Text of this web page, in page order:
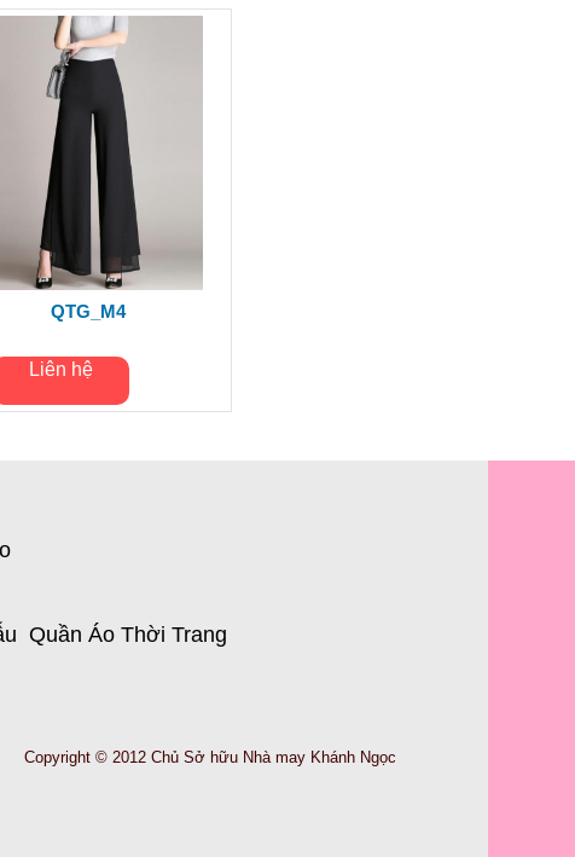
QTG_M4
Liên hệ
Quần Áo Thời Trang
Copyright © 2012 Chủ Sở hữu Nhà may Khánh Ngọc